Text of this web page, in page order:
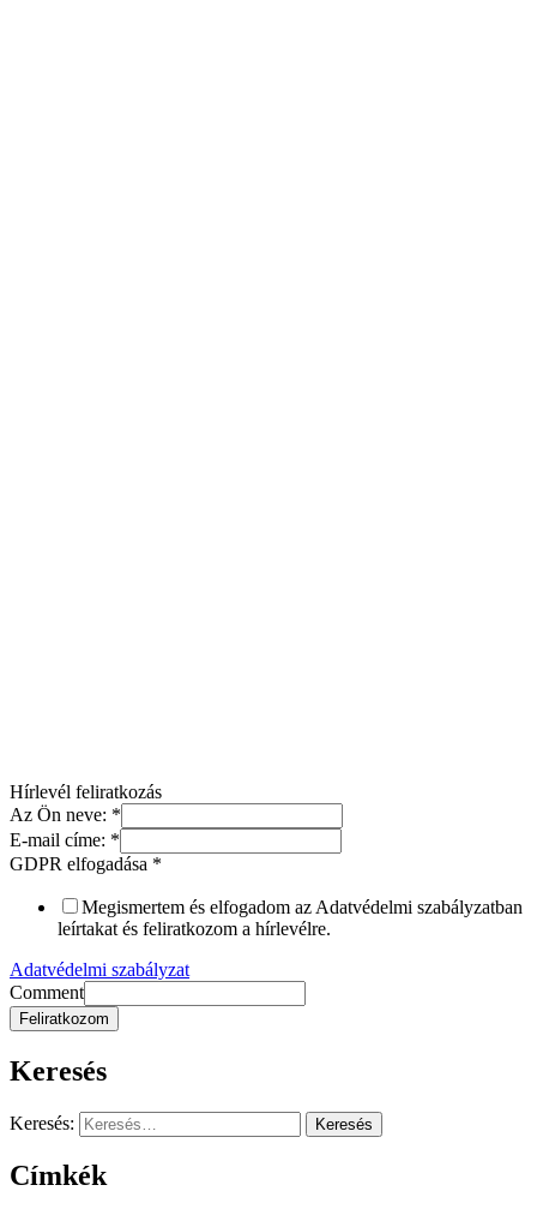
Hírlevél feliratkozás
Az Ön neve: *
E-mail címe: *
GDPR elfogadása *
Megismertem és elfogadom az Adatvédelmi szabályzatban
leírtakat és feliratkozom a hírlevélre.
Adatvédelmi szabályzat
Comment
Feliratkozom
Keresés
Keresés:
Címkék